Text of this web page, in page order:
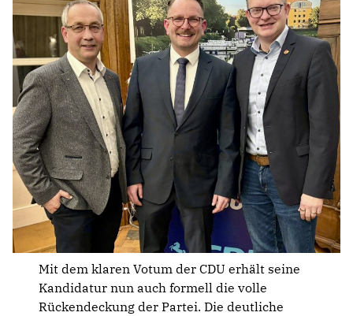
Mit dem klaren Votum der CDU erhält seine
Kandidatur nun auch formell die volle
Rückendeckung der Partei. Die deutliche